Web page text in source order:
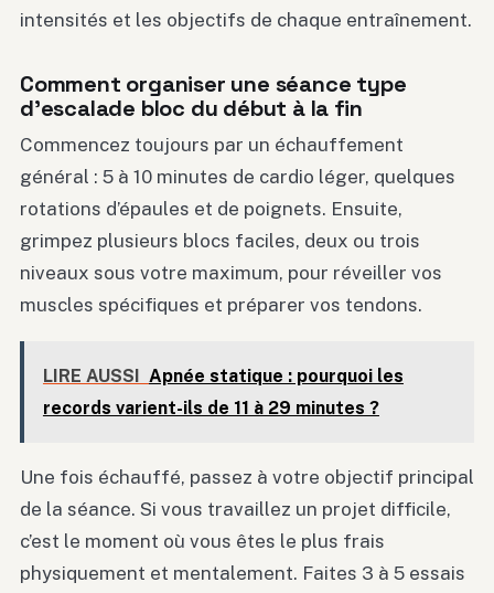
intensités et les objectifs de chaque entraînement.
Comment organiser une séance type
d’escalade bloc du début à la fin
Commencez toujours par un échauffement
général : 5 à 10 minutes de cardio léger, quelques
rotations d’épaules et de poignets. Ensuite,
grimpez plusieurs blocs faciles, deux ou trois
niveaux sous votre maximum, pour réveiller vos
muscles spécifiques et préparer vos tendons.
LIRE AUSSI
Apnée statique : pourquoi les
records varient-ils de 11 à 29 minutes ?
Une fois échauffé, passez à votre objectif principal
de la séance. Si vous travaillez un projet difficile,
c’est le moment où vous êtes le plus frais
physiquement et mentalement. Faites 3 à 5 essais